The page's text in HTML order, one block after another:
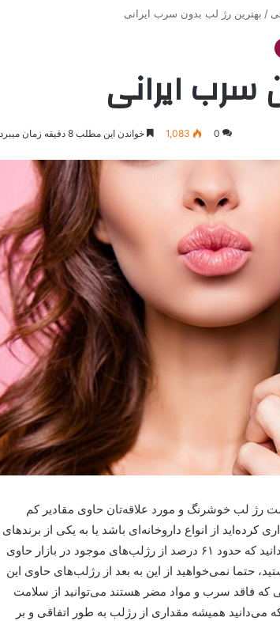
/ بهترین رژ لب بدون سرب ایرانی
سرب ایرانی
0
1,083 خواندن این مطلب 8 دقیقه زمان میبرد
رژ لب خوشرنگ و مورد علاقه‌تان حاوی مقادیر کم
از انواع داروخانه‌ای باشد یا به یکی از برندهای
مطرح آرایشی تعلق داشته باشد. خوب است بدانید که حدود ۶۱ درصد از رژلب‌های موجود در بازار حاوی
حتما نمی‌خواهید از این به بعد از رژلب‌های حاوی این
که فاقد سرب و مواد مضر هستند می‌توانید از سلامت
همیشه مقداری از رژلب به طور اتفاقی و بر